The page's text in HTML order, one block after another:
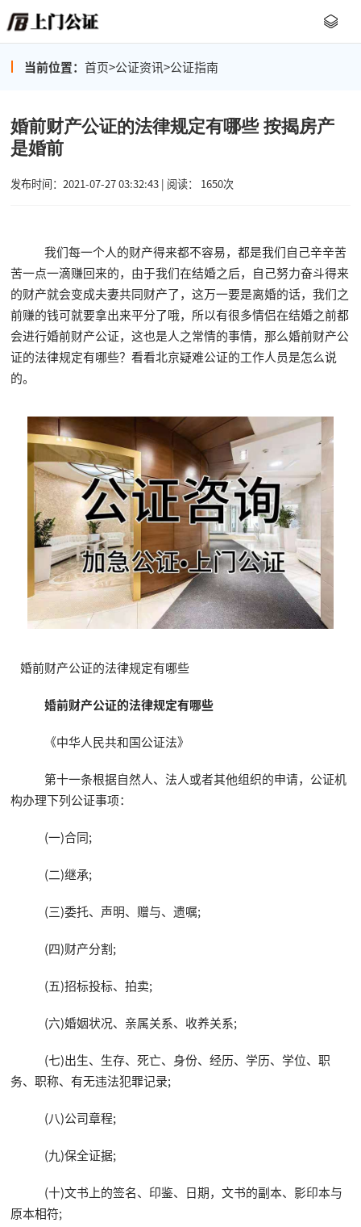
当前位置： 首页>公证资讯>公证指南
婚前财产公证的法律规定有哪些 按揭房产
是婚前
发布时间：2021-07-27 03:32:43 | 阅读： 1650次
我们每一个人的财产得来都不容易，都是我们自己辛辛苦
苦一点一滴赚回来的，由于我们在结婚之后，自己努力奋斗得来
的财产就会变成夫妻共同财产了，这万一要是离婚的话，我们之
前赚的钱可就要拿出来平分了哦，所以有很多情侣在结婚之前都
会进行婚前财产公证，这也是人之常情的事情，那么婚前财产公
证的法律规定有哪些？看看北京疑难公证的工作人员是怎么说
的。
婚前财产公证的法律规定有哪些
婚前财产公证的法律规定有哪些
《中华人民共和国公证法》
第十一条根据自然人、法人或者其他组织的申请，公证机
构办理下列公证事项：
(一)合同;
(二)继承;
(三)委托、声明、赠与、遗嘱;
(四)财产分割;
(五)招标投标、拍卖;
(六)婚姻状况、亲属关系、收养关系;
(七)出生、生存、死亡、身份、经历、学历、学位、职
务、职称、有无违法犯罪记录;
(八)公司章程;
(九)保全证据;
(十)文书上的签名、印鉴、日期，文书的副本、影印本与
原本相符;